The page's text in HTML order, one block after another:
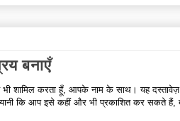
बनाएँ
शामिल करता हूँ, आपके नाम के साथ। यह दस्तावेज़
कि आप इसे कहीं और भी प्रकाशित कर सकते हैं,